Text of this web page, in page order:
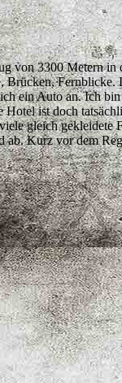
von 3300 Metern
ein Auto an. Ich
Hotel ist doch
gleich
ab. Kurz vor dem